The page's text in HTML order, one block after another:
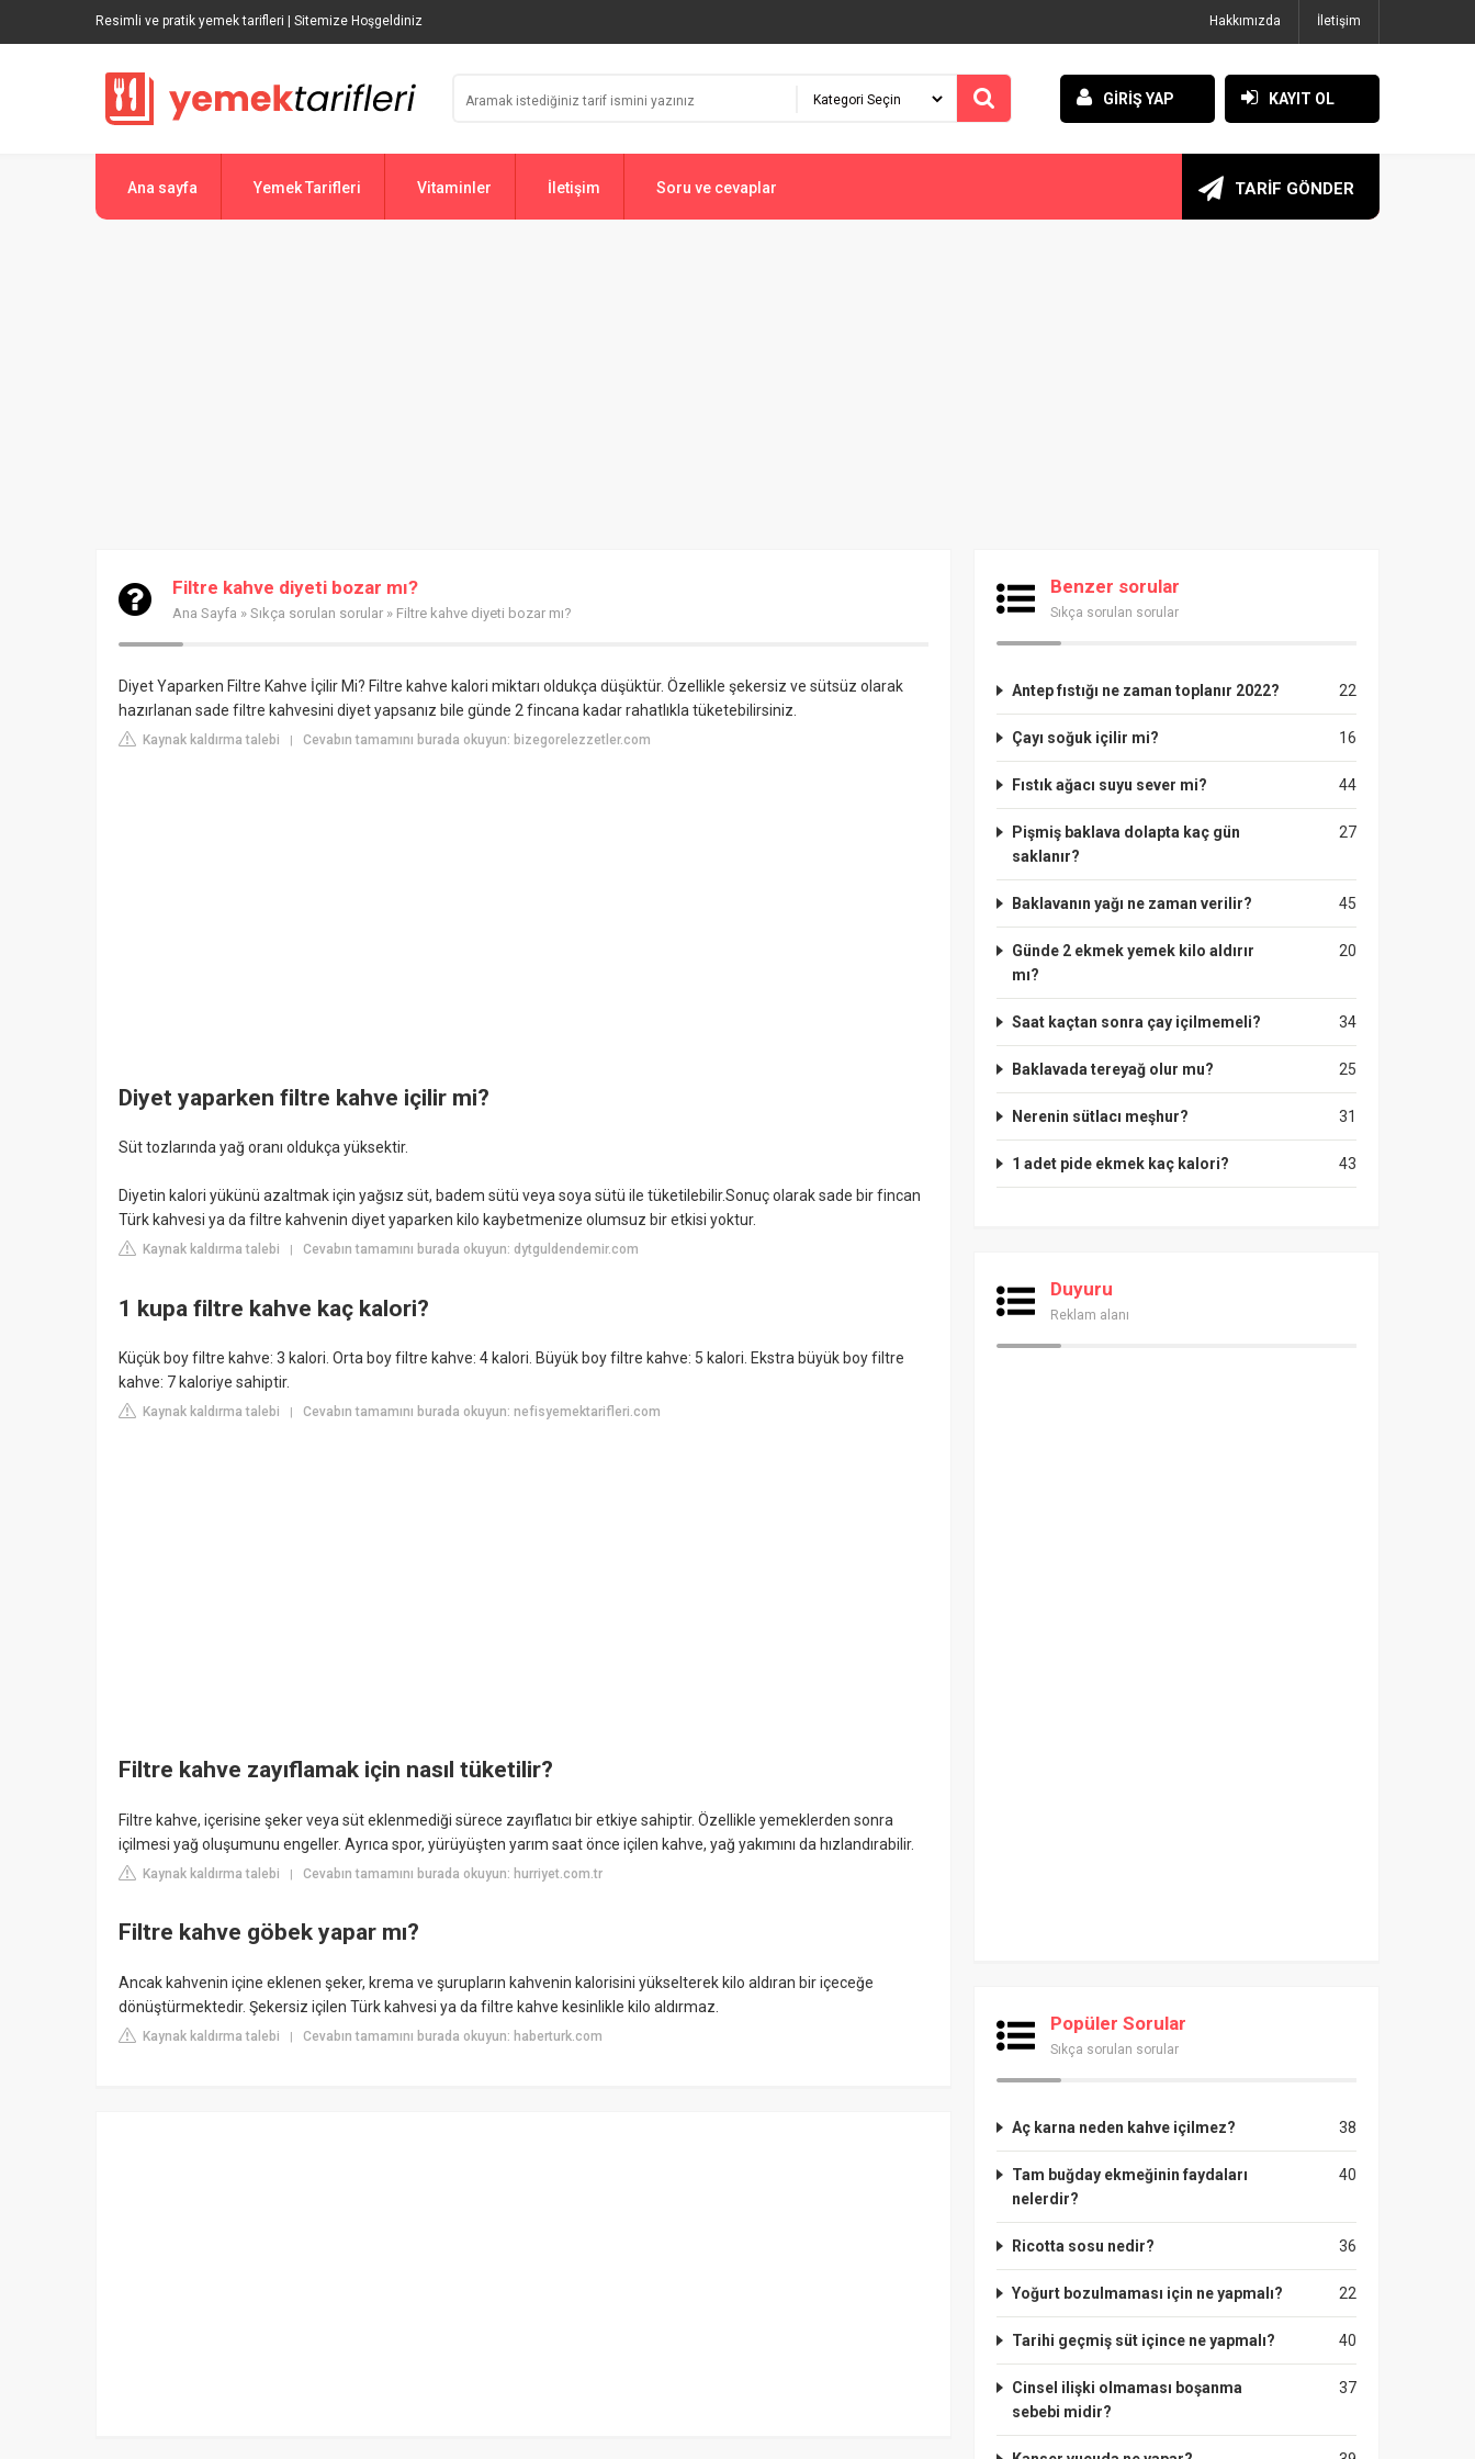
Resimli ve pratik yemek tarifleri | Sitemize Hoşgeldiniz Hakkımızda İletişim
GİRİŞ YAP KAYIT OL
Ana sayfa Yemek Tarifleri Vitaminler İletişim Soru ve cevaplar TARİF GÖNDER
Filtre kahve diyeti bozar mı?
Ana Sayfa » Sıkça sorulan sorular » Filtre kahve diyeti bozar mı?
Diyet Yaparken Filtre Kahve İçilir Mi? Filtre kahve kalori miktarı oldukça düşüktür. Özellikle şekersiz ve sütsüz olarak
hazırlanan sade filtre kahvesini diyet yapsanız bile günde 2 fincana kadar rahatlıkla tüketebilirsiniz.
Kaynak kaldırma talebi | Cevabın tamamını burada okuyun: bizegorelezzetler.com
Diyet yaparken filtre kahve içilir mi?
Süt tozlarında yağ oranı oldukça yüksektir.
Diyetin kalori yükünü azaltmak için yağsız süt, badem sütü veya soya sütü ile tüketilebilir.Sonuç olarak sade bir fincan
Türk kahvesi ya da filtre kahvenin diyet yaparken kilo kaybetmenize olumsuz bir etkisi yoktur.
Kaynak kaldırma talebi Cevabın tamamını burada okuyun: dytguldendemir.com
1 kupa filtre kahve kaç kalori?
Küçük boy filtre kahve: 3 kalori. Orta boy filtre kahve: 4 kalori. Büyük boy filtre kahve: 5 kalori. Ekstra büyük boy filtre
kahve: 7 kaloriye sahiptir.
Kaynak kaldırma talebi Cevabın tamamını burada okuyun: nefisyemektarifleri.com
Filtre kahve zayıflamak için nasıl tüketilir?
Filtre kahve, içerisine şeker veya süt eklenmediği sürece zayıflatıcı bir etkiye sahiptir. Özellikle yemeklerden sonra
içilmesi yağ oluşumunu engeller. Ayrıca spor, yürüyüşten yarım saat önce içilen kahve, yağ yakımını da hızlandırabilir.
Kaynak kaldırma talebi | Cevabın tamamını burada okuyun: hurriyet.com.tr
Filtre kahve göbek yapar mı?
Ancak kahvenin içine eklenen şeker, krema ve şurupların kahvenin kalorisini yükselterek kilo aldıran bir içeceğe
dönüştürmektedir. Şekersiz içilen Türk kahvesi ya da filtre kahve kesinlikle kilo aldırmaz.
Kaynak kaldırma talebi | Cevabın tamamını burada okuyun: haberturk.com
Benzer sorular
Sıkça sorulan sorular
22
Antep fıstığı ne zaman toplanır 2022?
16
Çayı soğuk içilir mi?
44
Fıstık ağacı suyu sever mi?
27
Pişmiş baklava dolapta kaç gün
saklanır?
45
Baklavanın yağı ne zaman verilir?
20
Günde 2 ekmek yemek kilo aldırır
mı?
34
Saat kaçtan sonra çay içilmemeli?
25
Baklavada tereyağ olur mu?
31
Nerenin sütlacı meşhur?
43
1 adet pide ekmek kaç kalori?
Duyuru
Reklam alanı
Popüler Sorular
Sıkça sorulan sorular
38
Aç karna neden kahve içilmez?
40
Tam buğday ekmeğinin faydaları
nelerdir?
36
Ricotta sosu nedir?
22
Yoğurt bozulmaması için ne yapmalı?
40
Tarihi geçmiş süt içince ne yapmalı?
37
Cinsel ilişki olmaması boşanma
sebebi midir?